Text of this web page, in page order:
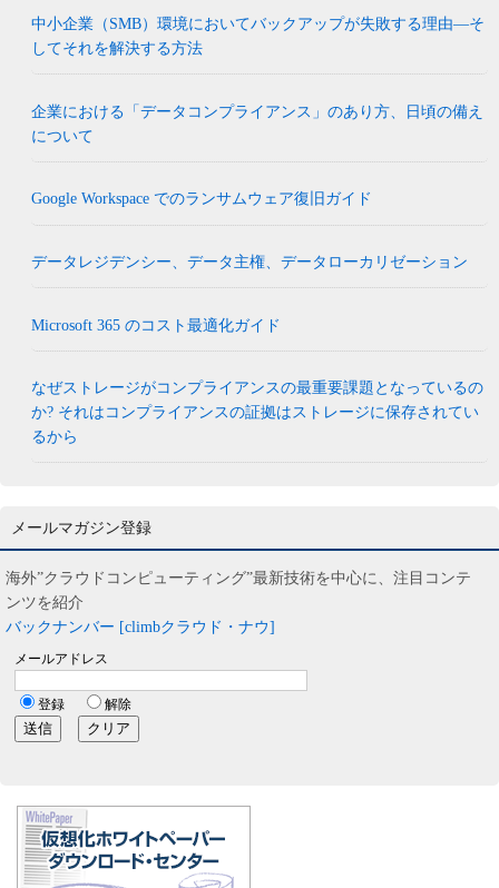
中小企業（SMB）環境においてバックアップが失敗する理由―そ
してそれを解決する方法
企業における「データコンプライアンス」のあり方、日頃の備え
について
Google Workspace でのランサムウェア復旧ガイド
データレジデンシー、データ主権、データローカリゼーション
Microsoft 365 のコスト最適化ガイド
なぜストレージがコンプライアンスの最重要課題となっているの
か? それはコンプライアンスの証拠はストレージに保存されてい
るから
メールマガジン登録
海外”クラウドコンピューティング”最新技術を中心に、注目コンテ
ンツを紹介
バックナンバー [climbクラウド・ナウ]